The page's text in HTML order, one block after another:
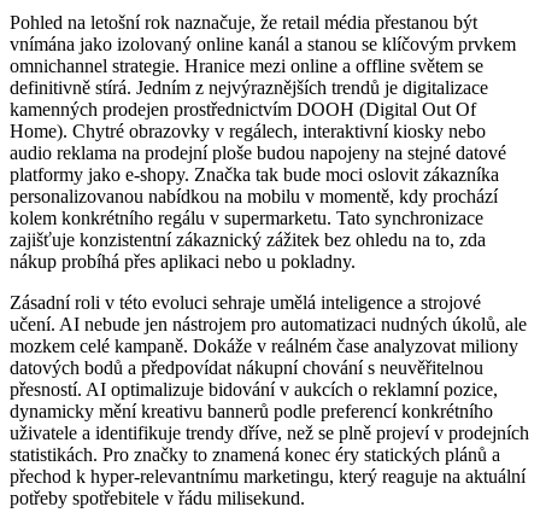
Pohled na letošní rok naznačuje, že retail média přestanou být
vnímána jako izolovaný online kanál a stanou se klíčovým prvkem
omnichannel strategie. Hranice mezi online a offline světem se
definitivně stírá. Jedním z nejvýraznějších trendů je digitalizace
kamenných prodejen prostřednictvím DOOH (Digital Out Of
Home). Chytré obrazovky v regálech, interaktivní kiosky nebo
audio reklama na prodejní ploše budou napojeny na stejné datové
platformy jako e-shopy. Značka tak bude moci oslovit zákazníka
personalizovanou nabídkou na mobilu v momentě, kdy prochází
kolem konkrétního regálu v supermarketu. Tato synchronizace
zajišťuje konzistentní zákaznický zážitek bez ohledu na to, zda
nákup probíhá přes aplikaci nebo u pokladny.
Zásadní roli v této evoluci sehraje umělá inteligence a strojové
učení. AI nebude jen nástrojem pro automatizaci nudných úkolů, ale
mozkem celé kampaně. Dokáže v reálném čase analyzovat miliony
datových bodů a předpovídat nákupní chování s neuvěřitelnou
přesností. AI optimalizuje bidování v aukcích o reklamní pozice,
dynamicky mění kreativu bannerů podle preferencí konkrétního
uživatele a identifikuje trendy dříve, než se plně projeví v prodejních
statistikách. Pro značky to znamená konec éry statických plánů a
přechod k hyper-relevantnímu marketingu, který reaguje na aktuální
potřeby spotřebitele v řádu milisekund.